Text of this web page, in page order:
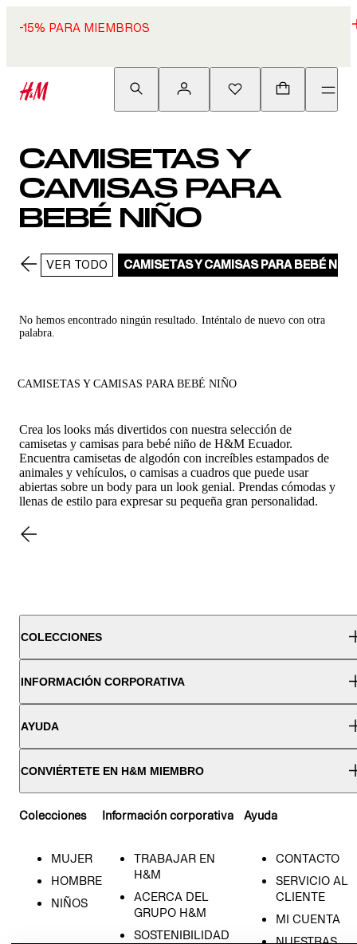
-15% PARA MIEMBROS
CAMISETAS Y
CAMISAS PARA
BEBÉ NIÑO
VER TODO CAMISETAS Y CAMISAS PARA BEBÉ
No hemos encontrado ningún resultado. Inténtalo de nuevo con otra
palabra.
CAMISETAS Y CAMISAS PARA BEBÉ NIÑO
Crea los looks más divertidos con nuestra selección de
camisetas y camisas para bebé niño de H&M Ecuador.
Encuentra camisetas de algodón con increíbles estampados de
animales y vehículos, o camisas a cuadros que puede usar
abiertas sobre un body para un look genial. Prendas cómodas y
llenas de estilo para expresar su pequeña gran personalidad.
COLECCIONES
INFORMACIÓN CORPORATIVA
AYUDA
CONVIÉRTETE EN H&M MIEMBRO
Colecciones
MUJER
HOMBRE
NIÑOS
Información corporativa
TRABAJAR EN
H&M
ACERCA DEL
GRUPO H&M
SOSTENIBILIDAD
Ayuda
CONTACTO
SERVICIO AL
CLIENTE
MI CUENTA
RECIÉN NACIDO